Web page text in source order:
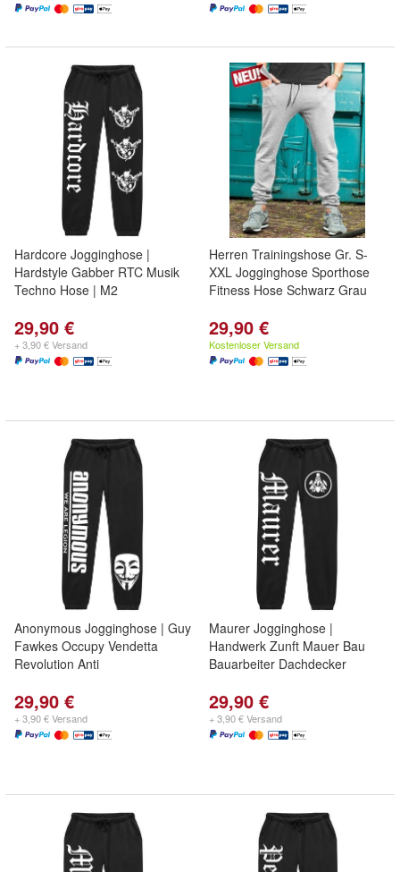
Hardcore Jogginghose |
Hardstyle Gabber RTC Musik
Techno Hose | M2
29,90 €
+ 3,90 € Versand
Herren Trainingshose Gr. S-
XXL Jogginghose Sporthose
Fitness Hose Schwarz Grau
29,90 €
Kostenloser Versand
Anonymous Jogginghose | Guy
Fawkes Occupy Vendetta
Revolution Anti
29,90 €
+ 3,90 € Versand
Maurer Jogginghose |
Handwerk Zunft Mauer Bau
Bauarbeiter Dachdecker
29,90 €
+ 3,90 € Versand